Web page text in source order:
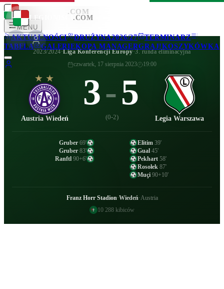
LEGIONISCI .COM
MENU
AKTUALNOŚCI
DRUŻYNA2026/27
TERMINARZ
TABELA
GALERIEKOPA MANAGERGRAJ!KOSZYKÓWKA
LEGIONISCI .COM
2023/2024·Liga Konferencji Europy·3. runda eliminacyjna
czwartek, 17 sierpnia 2023
19:00
Austria Wiedeń
3-5
(0-2) Legia Warszawa
Gruber 69'
Gruber 83'
Ranftl 90+6'
Elitim 39'
Gual 45'
Pekhart 58'
Rosołek 87'
Muçi 90+10'
Franz Horr Stadion·Wiedeń·Austria
10 288 kibiców